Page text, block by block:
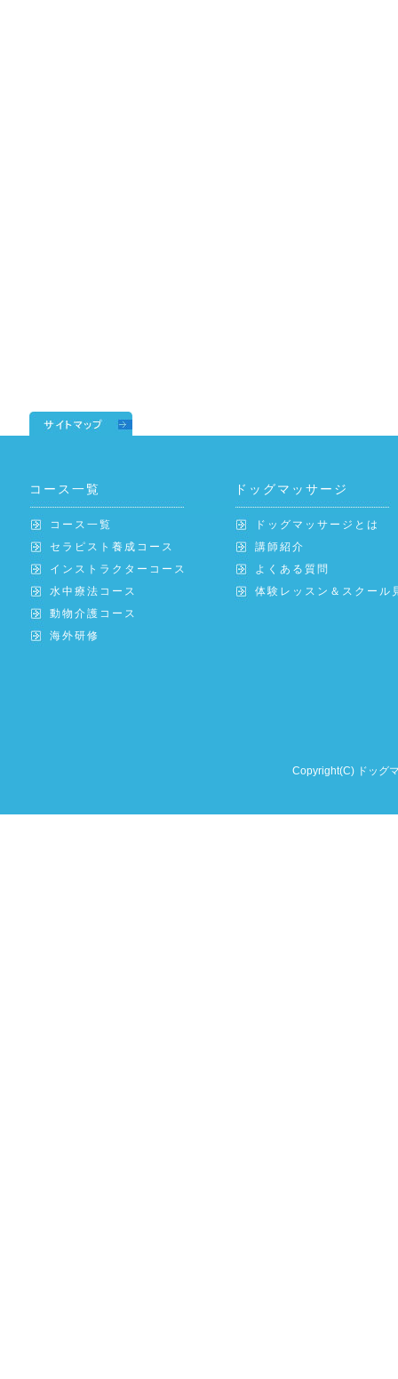
コース一覧 ドッグマッサージ
コース一覧
ドッグマッサージとは
セラピスト養成コース
講師紹介
インストラクターコース
よくある質問
水中療法コース
体験レッスン＆スクール
動物介護コース
海外研修
Copyright(C) ドッグ